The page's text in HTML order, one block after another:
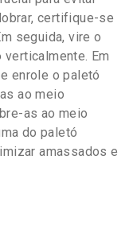
certifique-se
seguida, vire o
Em
enrole o paletó
ao meio
as ao meio
do paletó
amassados e